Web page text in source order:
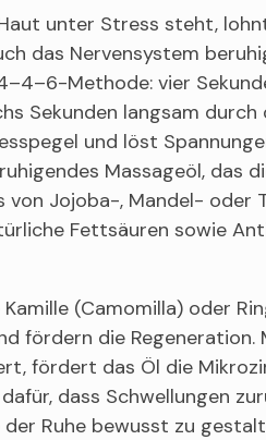
unter Stress steht,
das Nervensystem
Methode: vier
Sekunden langsam durch
und löst
Massageöl, das
Jojoba-, Mandel- oder
Fettsäuren sowie
(Camomilla) oder
fördern die Regeneration.
fördert das Öl die
dass Schwellungen
Ruhe bewusst zu